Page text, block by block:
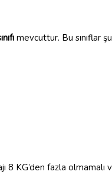
mevcuttur. Bu sınıflar
8 KG’den fazla